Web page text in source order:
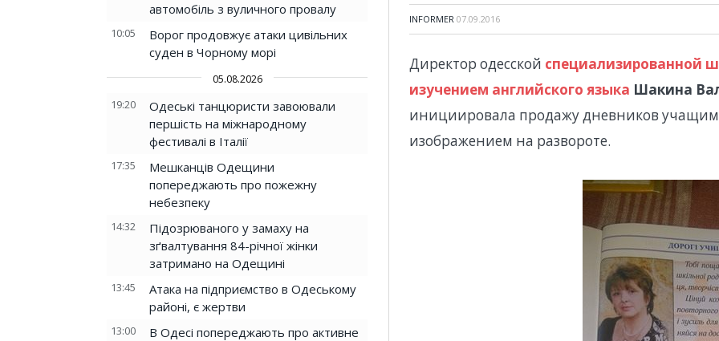
автомобіль з вуличного провалу
10:05
Ворог продовжує атаки цивільних
суден в Чорному морі
05.08.2026
19:20
Одеські танцюристи завоювали
першість на міжнародному
фестивалі в Італії
17:35
Мешканців Одещини
попереджають про пожежну
небезпеку
14:32
Підозрюваного у замаху на
зґвалтування 84-річної жінки
затримано на Одещині
13:45
Атака на підприємство в Одеському
районі, є жертви
13:00
В Одесі попереджають про активне
INFORMER 07.09.2016
Директор одесской специализированной
изучением английского языка Шакина
инициировала продажу дневников
изображением на развороте.